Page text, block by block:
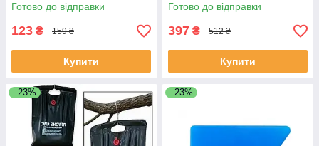
Готово до відправки
123 ₴ 159 ₴
Купити
Готово до відправки
397 ₴ 512 ₴
Купити
–23% –23%